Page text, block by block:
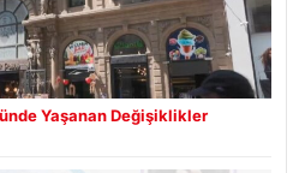
Yaşanan Değişiklikler